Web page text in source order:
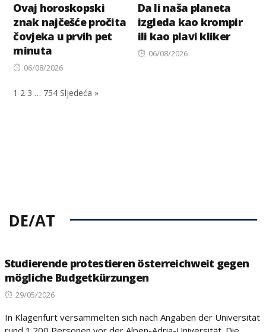
Ovaj horoskopski
znak najčešće pročita
čovjeka u prvih pet
minuta
Posted
06/08/2026
Da li naša planeta
izgleda kao krompir
ili kao plavi kliker
Posted
06/08/2026
1 2 3 … 754 Sljedeća »
DE/AT
Studierende protestieren österreichweit gegen
mögliche Budgetkürzungen
Posted
29/05/2026
In Klagenfurt versammelten sich nach Angaben der Universität